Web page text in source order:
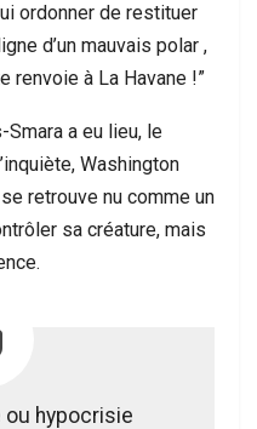
ordonner de restituer
d’un mauvais polar ,
renvoie à La Havane !”
Smara a eu lieu, le
Washington
retrouve nu comme un
sa créature, mais
hypocrisie